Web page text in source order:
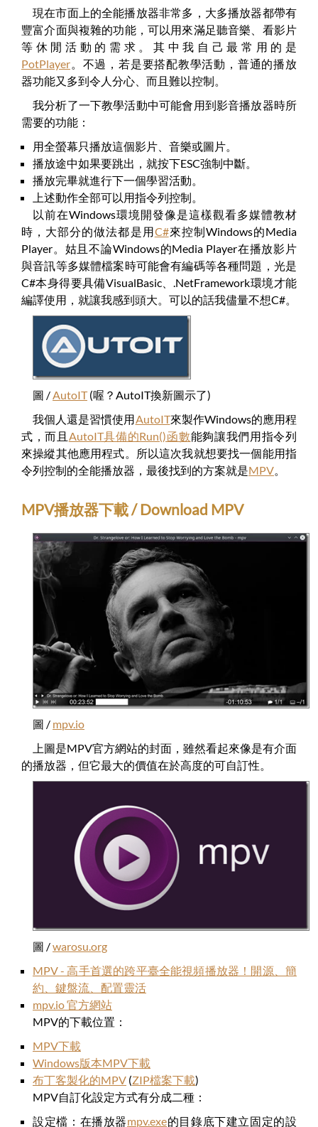
現在市面上的全能播放器非常多，大多播放器都帶有
豐富介面與複雜的功能，可以用來滿足聽音樂、看影片
等休閒活動的需求。其中我自己最常用的是
PotPlayer。不過，若是要搭配教學活動，普通的播放
器功能又多到令人分心、而且難以控制。
我分析了一下教學活動中可能會用到影音播放器時所
需要的功能：
用全螢幕只播放這個影片、音樂或圖片。
播放途中如果要跳出，就按下ESC強制中斷。
播放完畢就進行下一個學習活動。
上述動作全部可以用指令列控制。
以前在Windows環境開發像是這樣觀看多媒體教材
時，大部分的做法都是用C#來控制Windows的Media
Player。姑且不論Windows的Media Player在播放影片
與音訊等多媒體檔案時可能會有編碼等各種問題，光是
C#本身得要具備VisualBasic、.NetFramework環境才能
編譯使用，就讓我感到頭大。可以的話我儘量不想C#。
圖 /AutoIT(喔？AutoIT換新圖示了)
我個人還是習慣使用AutoIT來製作Windows的應用程
式，而且 AutoIT具備的Run()函數能夠讓我們用指令列
來操縱其他應用程式。所以這次我就想要找一個能用指
令列控制的全能播放器，最後找到的方案就是MPV。
MPV播放器下載 / Download MPV
圖 / mpv.io
上圖是MPV官方網站的封面，雖然看起來像是有介面
的播放器，但它最大的價值在於高度的可自訂性。
圖 /warosu.org
MPV - 高手首選的跨平臺全能視頻播放器！開源、簡
約、鍵盤流、配置靈活
mpv.io 官方網站
MPV的下載位置：
MPV下載
Windows版本MPV下載
布丁客製化的MPV (ZIP檔案下載)
MPV自訂化設定方式有分成二種：
設定檔：在播放器mpv.exe的目錄底下建立固定的設